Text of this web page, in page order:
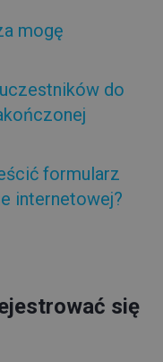
się na moje
do strony
rejestracji na
mogę
do
formularz
internetowej?
się